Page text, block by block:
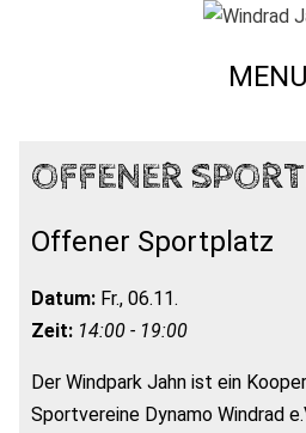
MENU
OFFENER
Offener Sportplatz
Datum: Fr., 06.11.
Zeit: 14:00 - 19:00
Der Windpark Jahn ist ein
Sportvereine Dynamo Windrad